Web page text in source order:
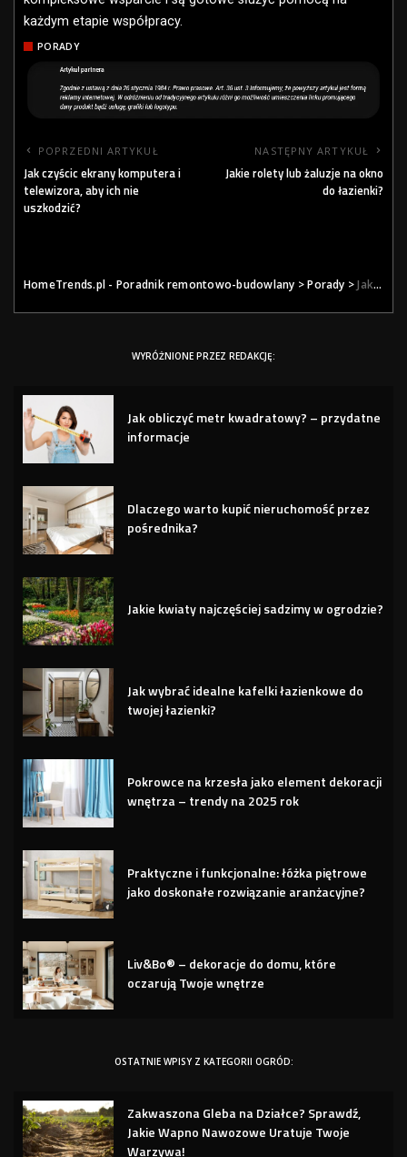
każdym etapie współpracy.
PORADY
POPRZEDNI ARTYKUŁ
Jak czyścic ekrany komputera i
telewizora, aby ich nie
uszkodzić?
NASTĘPNY ARTYKUŁ
Jakie rolety lub żaluzje na okno
do łazienki?
HomeTrends.pl - Poradnik remontowo-budowlany >Porady >Jak wybrać najlepszego wykonawcę mikrocementu w Warszawie?
WYRÓŻNIONE PRZEZ REDAKCJĘ:
Jak obliczyć metr kwadratowy? – przydatne
informacje
Dlaczego warto kupić nieruchomość przez
pośrednika?
Jakie kwiaty najczęściej sadzimy w ogrodzie?
Jak wybrać idealne kafelki łazienkowe do
twojej łazienki?
Pokrowce na krzesła jako element dekoracji
wnętrza – trendy na 2025 rok
Praktyczne i funkcjonalne: łóżka piętrowe
jako doskonałe rozwiązanie aranżacyjne?
Liv&Bo® – dekoracje do domu, które
oczarują Twoje wnętrze
OSTATNIE WPISY Z KATEGORII OGRÓD:
Zakwaszona Gleba na Działce? Sprawdź,
Jakie Wapno Nawozowe Uratuje Twoje
Warzywa!